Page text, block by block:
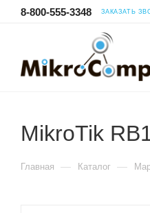
8-800-555-3348 ЗАКАЗАТЬ
MikroTik
Главная — Каталог —